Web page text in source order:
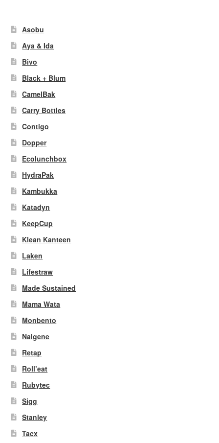
Asobu
Aya & Ida
Bivo
Black + Blum
CamelBak
Carry Bottles
Contigo
Dopper
Ecolunchbox
HydraPak
Kambukka
Katadyn
KeepCup
Klean Kanteen
Laken
Lifestraw
Made Sustained
Mama Wata
Monbento
Nalgene
Retap
Roll’eat
Rubytec
Sigg
Stanley
Tacx